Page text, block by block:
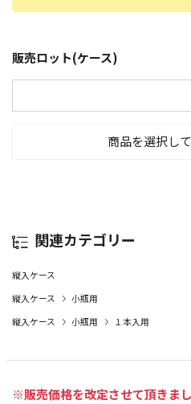
販売ロット(ケース)
商品を選択し
関連カテゴリー
縦入ケース
縦入ケース
小瓶用
縦入ケース
小瓶用 １本入用
※販売価格を改定させて頂きま